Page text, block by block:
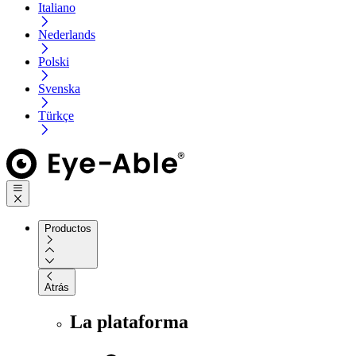
Italiano
Nederlands
Polski
Svenska
Türkçe
Productos
Atrás
La plataforma